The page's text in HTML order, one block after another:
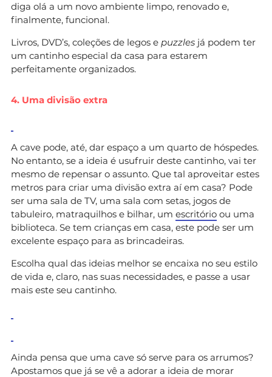
diga olá a um novo ambiente limpo, renovado e,
finalmente, funcional.
Livros, DVD’s, coleções de legos e puzzles já podem ter
um cantinho especial da casa para estarem
perfeitamente organizados.
4. Uma divisão extra
A cave pode, até, dar espaço a um quarto de hóspedes.
No entanto, se a ideia é usufruir deste cantinho, vai ter
mesmo de repensar o assunto. Que tal aproveitar estes
metros para criar uma divisão extra aí em casa? Pode
ser uma sala de TV, uma sala com setas, jogos de
tabuleiro, matraquilhos e bilhar, um escritório ou uma
biblioteca. Se tem crianças em casa, este pode ser um
excelente espaço para as brincadeiras.
Escolha qual das ideias melhor se encaixa no seu estilo
de vida e, claro, nas suas necessidades, e passe a usar
mais este seu cantinho.
Ainda pensa que uma cave só serve para os arrumos?
Apostamos que já se vê a adorar a ideia de morar